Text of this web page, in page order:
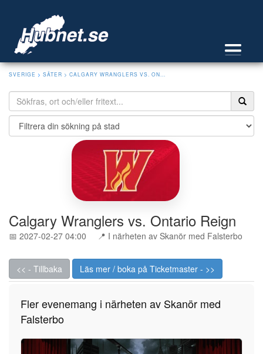
SVERIGE > SÄTER > CALGARY WRANGLERS VS. ON...
Calgary Wranglers vs. Ontario Reign
📅 2027-02-27 04:00 📍 I närheten av Skanör med Falsterbo
<< - Tillbaka Läs mer / boka på Ticketmaster - >>
Fler evenemang i närheten av Skanör med
Falsterbo